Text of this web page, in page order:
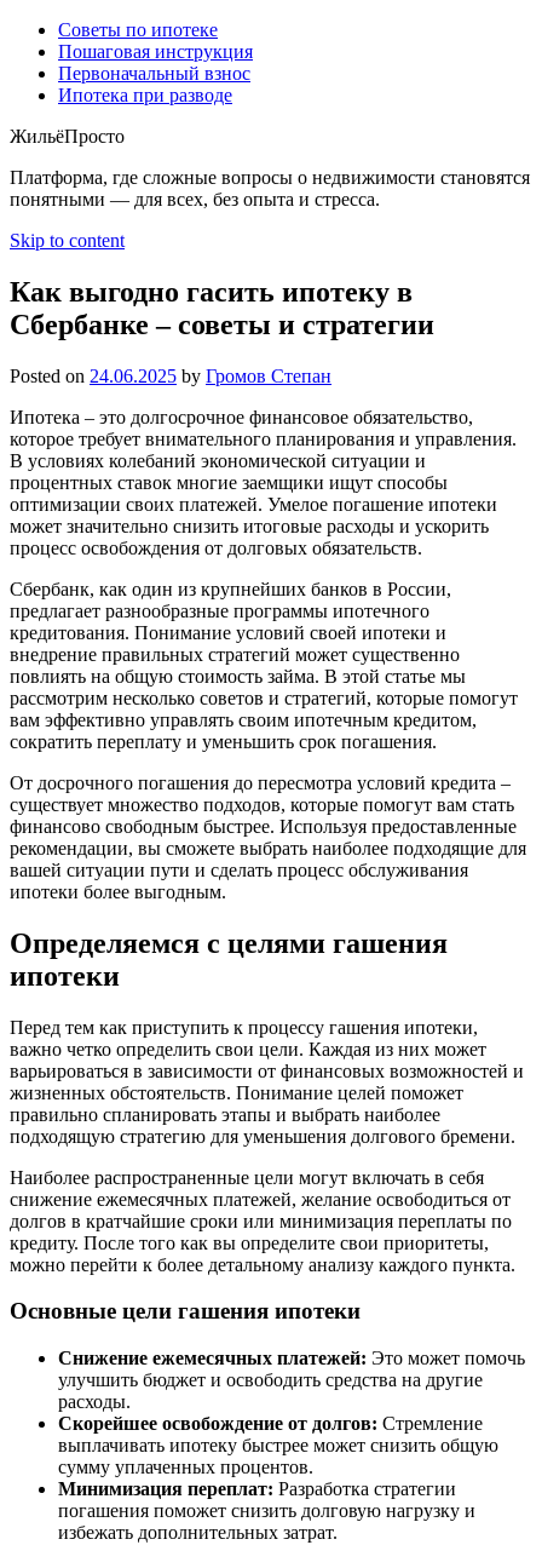
Советы по ипотеке
Пошаговая инструкция
Первоначальный взнос
Ипотека при разводе
ЖильёПросто
Платформа, где сложные вопросы о недвижимости становятся
понятными — для всех, без опыта и стресса.
Skip to content
Как выгодно гасить ипотеку в
Сбербанке – советы и стратегии
Posted on 24.06.2025 by Громов Степан
Ипотека – это долгосрочное финансовое обязательство,
которое требует внимательного планирования и управления.
В условиях колебаний экономической ситуации и
процентных ставок многие заемщики ищут способы
оптимизации своих платежей. Умелое погашение ипотеки
может значительно снизить итоговые расходы и ускорить
процесс освобождения от долговых обязательств.
Сбербанк, как один из крупнейших банков в России,
предлагает разнообразные программы ипотечного
кредитования. Понимание условий своей ипотеки и
внедрение правильных стратегий может существенно
повлиять на общую стоимость займа. В этой статье мы
рассмотрим несколько советов и стратегий, которые помогут
вам эффективно управлять своим ипотечным кредитом,
сократить переплату и уменьшить срок погашения.
От досрочного погашения до пересмотра условий кредита –
существует множество подходов, которые помогут вам стать
финансово свободным быстрее. Используя предоставленные
рекомендации, вы сможете выбрать наиболее подходящие для
вашей ситуации пути и сделать процесс обслуживания
ипотеки более выгодным.
Определяемся с целями гашения
ипотеки
Перед тем как приступить к процессу гашения ипотеки,
важно четко определить свои цели. Каждая из них может
варьироваться в зависимости от финансовых возможностей и
жизненных обстоятельств. Понимание целей поможет
правильно спланировать этапы и выбрать наиболее
подходящую стратегию для уменьшения долгового бремени.
Наиболее распространенные цели могут включать в себя
снижение ежемесячных платежей, желание освободиться от
долгов в кратчайшие сроки или минимизация переплаты по
кредиту. После того как вы определите свои приоритеты,
можно перейти к более детальному анализу каждого пункта.
Основные цели гашения ипотеки
Снижение ежемесячных платежей: Это может помочь
улучшить бюджет и освободить средства на другие
расходы.
Скорейшее освобождение от долгов: Стремление
выплачивать ипотеку быстрее может снизить общую
сумму уплаченных процентов.
Минимизация переплат: Разработка стратегии
погашения поможет снизить долговую нагрузку и
избежать дополнительных затрат.